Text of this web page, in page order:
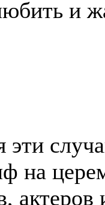
и
эти
на
актеров